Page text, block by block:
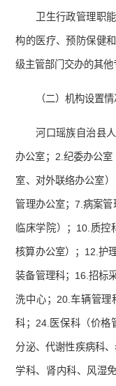
卫生行政管理职
构的医疗、预防保健
级主管部门交办的其他
（二）机构设置
河口瑶族自治县
办公室；2.纪委办公
室、对外联络办公室
管理办公室；7.病案
临床学院）；10.质
核算办公室）；12.护
装备管理科；16.招标
洗中心；20.车辆管理
科；24.医保科（价格
分泌、代谢性疾病科
学科、肾内科、风湿